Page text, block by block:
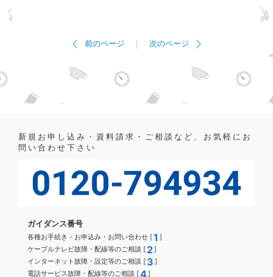
前のページ 次のページ
新規お申し込み・資料請求・ご相談など、お気軽にお
問い合わせ下さい
ガイダンス番号
各種お手続き・お申込み・お問い合わせ [1 ]
ケーブルテレビ故障・配線等のご相談 [ 2]
インターネット故障・設定等のご相談 [ 3 ]
電話サービス故障・配線等のご相談 [4]